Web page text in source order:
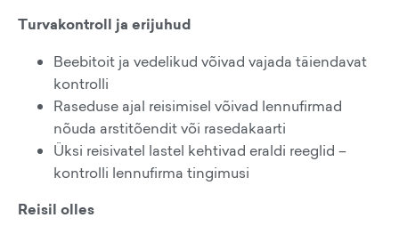
Turvakontroll ja erijuhud
Beebitoit ja vedelikud võivad vajada täiendavat
kontrolli
Raseduse ajal reisimisel võivad lennufirmad
nõuda arstitõendit või rasedakaarti
Üksi reisivatel lastel kehtivad eraldi reeglid –
kontrolli lennufirma tingimusi
Reisil olles